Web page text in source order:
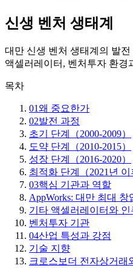
신생 벤처 생태계
대만 신생 벤처 생태계의 발
액셀러레이터, 벤처투자 환경
목차
01왜 중요한가
02발전 과정
초기 단계（2000-2009）
도약 단계（2010-2015）
성장 단계（2016-2020）
최적화 단계（2021년 이
03핵심 기관과 역할
AppWorks: 대만 최대 창
기타 액셀러레이터와
벤처투자 기관
04산업 특성과 강점
기술 지향
크로스보더 전자상거래